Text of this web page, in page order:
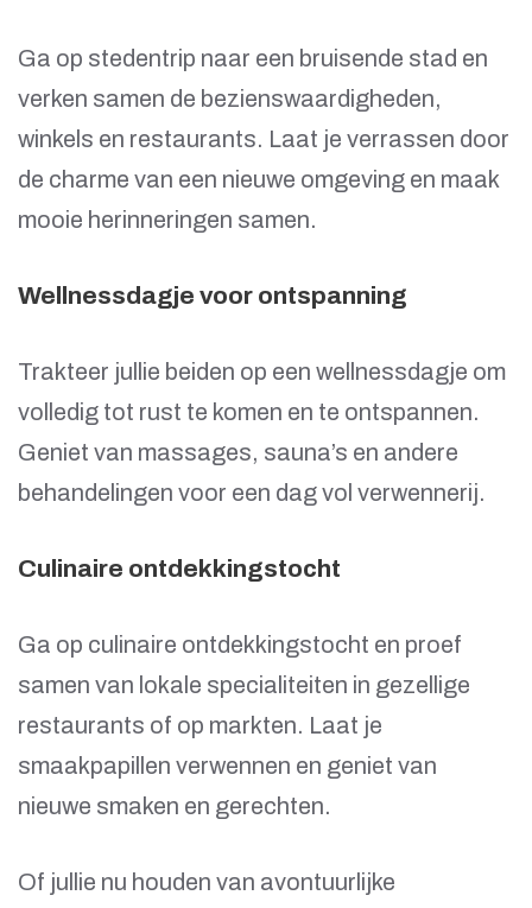
Ga op stedentrip naar een bruisende stad en
verken samen de bezienswaardigheden,
winkels en restaurants. Laat je verrassen door
de charme van een nieuwe omgeving en maak
mooie herinneringen samen.
Wellnessdagje voor ontspanning
Trakteer jullie beiden op een wellnessdagje om
volledig tot rust te komen en te ontspannen.
Geniet van massages, sauna’s en andere
behandelingen voor een dag vol verwennerij.
Culinaire ontdekkingstocht
Ga op culinaire ontdekkingstocht en proef
samen van lokale specialiteiten in gezellige
restaurants of op markten. Laat je
smaakpapillen verwennen en geniet van
nieuwe smaken en gerechten.
Of jullie nu houden van avontuurlijke